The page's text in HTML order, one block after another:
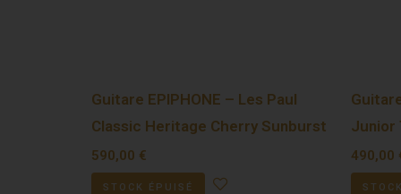
Guitare EPIPHONE – Les Paul
Classic Heritage Cherry Sunburst
590,00 €
STOCK ÉPUISÉ
Junior
490,00